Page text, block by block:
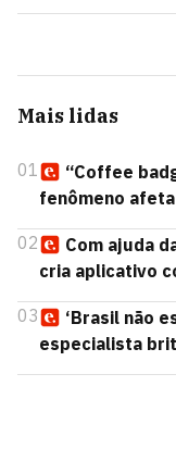
Mais lidas
01
“Coffee
fenômeno
02
Com ajuda
cria aplicativo
03
‘Brasil não
especialista